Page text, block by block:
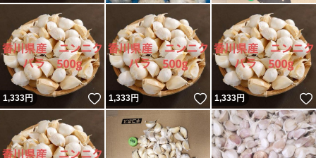
1,333円 いいね！
1,333円 いいね！
1,333円